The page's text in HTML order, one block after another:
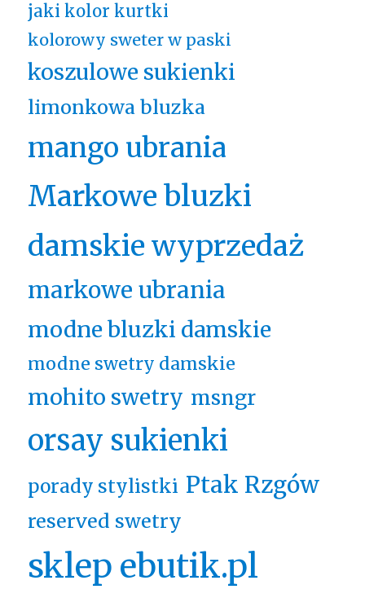
jaki kolor kurtki
kolorowy sweter w paski
koszulowe sukienki
limonkowa bluzka
mango ubrania
Markowe bluzki
damskie wyprzedaż
markowe ubrania
modne bluzki damskie
modne swetry damskie
mohito swetry msngr
orsay sukienki
porady stylistki Ptak Rzgów
reserved swetry
sklep ebutik.pl